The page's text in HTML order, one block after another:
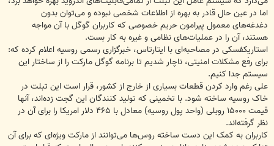
اما در عین حال قادر به بهره از اطلاعات شخصی نبوده و می‌توان بدون
دغدغه‌های معمول پیرامون حریم خصوصی که کاربران گوگل با آن مواجه
هستند، آن را در عملیات‌های نظامی‌ و غیره به کار بست.
استاریکفسکی در مصاحبه‌ای با ایتارتاس، خبرگزاری رسمی‌ روسیه اعلام کرده که:
برای رفع مشکلات امنیتی، ناچار شدیم تا برنامه گوگل مارکت را از ساختار این
سیستم جدا کنیم.
علی رغم وارد کردن قطعات بسیاری از خارج از کشور، قرار است این تبلت در
خاک روسیه ساخته شود. با تخمینی که تولید کنندگان این گجت زده‌اند، آنها
قیمت ۱۵۰۰۰ روبلی (واحد پول روسیه) معادل با ۴۶۵ دلار امریکا را برای آن در
نظر گرفته‌اند.
کاربران به کمک این دست ساخته روس‌ها می‌توانند از مارکت ویژه‌ای که برای آن